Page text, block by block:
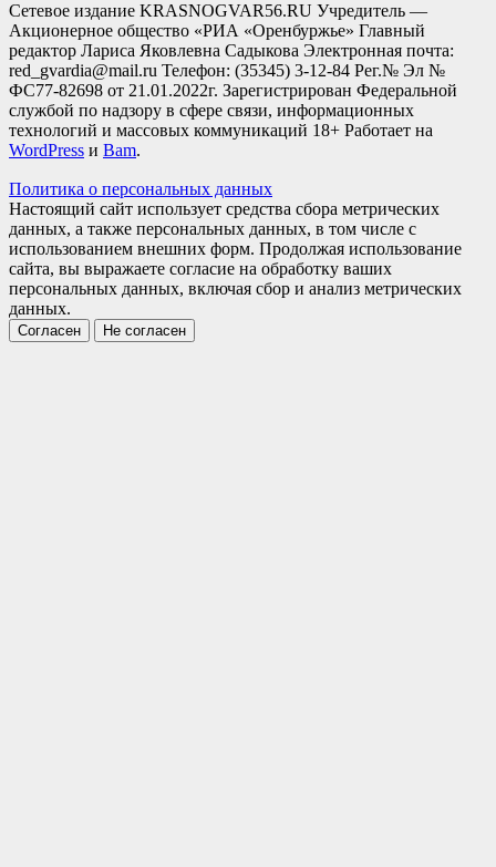
Сетевое издание KRASNOGVAR56.RU Учредитель —
Акционерное общество «РИА «Оренбуржье» Главный
редактор Лариса Яковлевна Садыкова Электронная почта:
red_gvardia@mail.ru Телефон: (35345) 3-12-84 Рег.№ Эл №
ФС77-82698 от 21.01.2022г. Зарегистрирован Федеральной
службой по надзору в сфере связи, информационных
технологий и массовых коммуникаций 18+ Работает на
WordPress и Bam.
Политика о персональных данных
Настоящий сайт использует средства сбора метрических
данных, а также персональных данных, в том числе с
использованием внешних форм. Продолжая использование
сайта, вы выражаете согласие на обработку ваших
персональных данных, включая сбор и анализ метрических
данных.
Согласен Не согласен